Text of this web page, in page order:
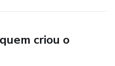
criou o